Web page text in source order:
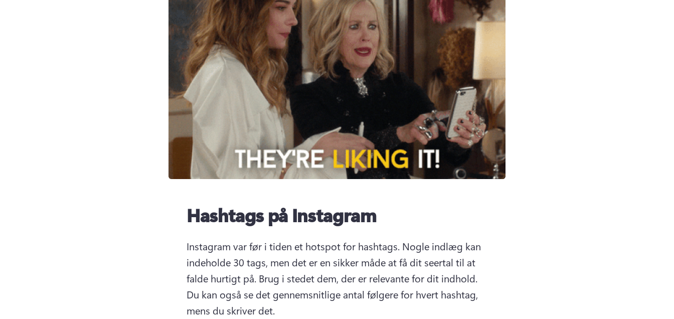
Hashtags på Instagram
Instagram var før i tiden et hotspot for hashtags. Nogle indlæg kan
indeholde 30 tags, men det er en sikker måde at få dit seertal til at
falde hurtigt på. Brug i stedet dem, der er relevante for dit indhold.
Du kan også se det gennemsnitlige antal følgere for hvert hashtag,
mens du skriver det.